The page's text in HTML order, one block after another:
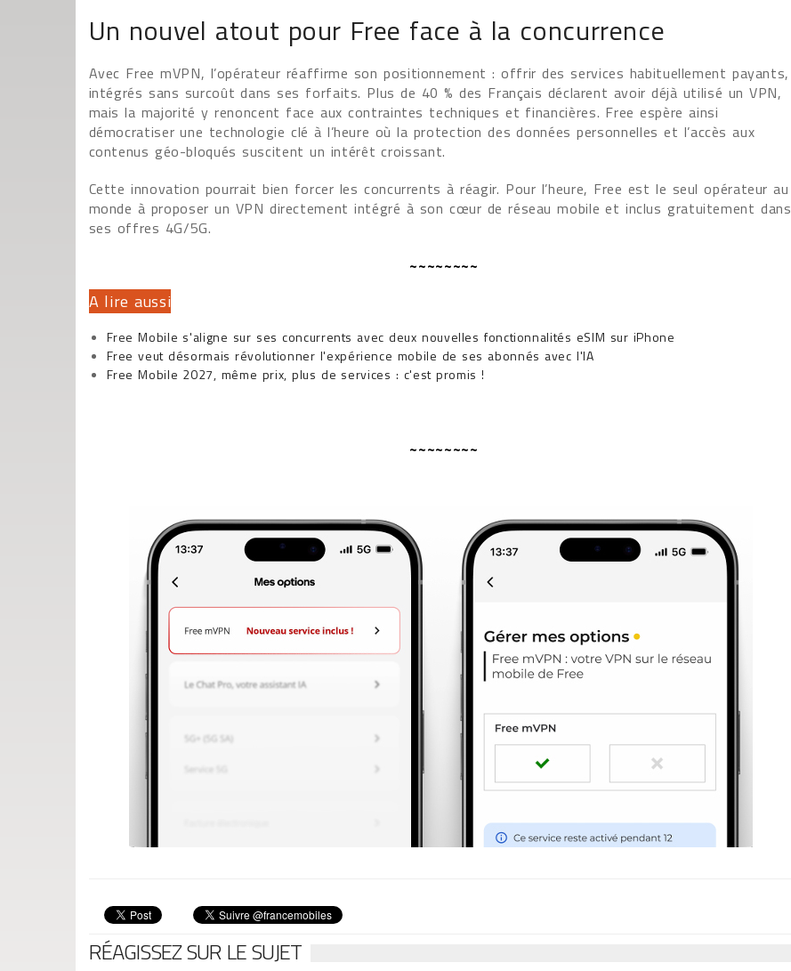
Un nouvel atout pour Free face à la concurrence
Avec Free mVPN, l’opérateur réaffirme son positionnement : offrir des services habituellement payants,
intégrés sans surcoût dans ses forfaits. Plus de 40 % des Français déclarent avoir déjà utilisé un VPN,
mais la majorité y renoncent face aux contraintes techniques et financières. Free espère ainsi
démocratiser une technologie clé à l’heure où la protection des données personnelles et l’accès aux
contenus géo-bloqués suscitent un intérêt croissant.
Cette innovation pourrait bien forcer les concurrents à réagir. Pour l’heure, Free est le seul opérateur au
monde à proposer un VPN directement intégré à son cœur de réseau mobile et inclus gratuitement dans
ses offres 4G/5G.
~~~~~~~~
A lire aussi
Free Mobile s'aligne sur ses concurrents avec deux nouvelles fonctionnalités eSIM sur iPhone
Free veut désormais révolutionner l'expérience mobile de ses abonnés avec l'IA
Free Mobile 2027, même prix, plus de services : c'est promis !
~~~~~~~~
RÉAGISSEZ SUR LE SUJET